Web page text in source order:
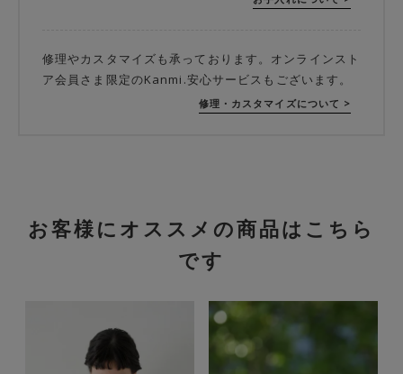
修理やカスタマイズも承っております。オンラインスト
ア会員さま限定のKanmi.安心サービスもございます。
修理・カスタマイズについて >
お客様にオススメの商品はこちら
です